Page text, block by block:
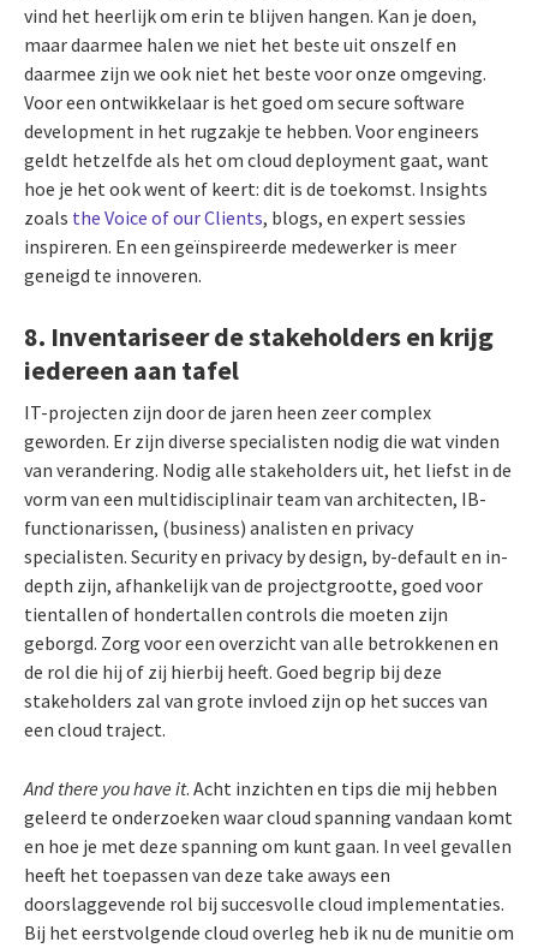
vind het heerlijk om erin te blijven hangen. Kan je doen,
maar daarmee halen we niet het beste uit onszelf en
daarmee zijn we ook niet het beste voor onze omgeving.
Voor een ontwikkelaar is het goed om secure software
development in het rugzakje te hebben. Voor engineers
geldt hetzelfde als het om cloud deployment gaat, want
hoe je het ook went of keert: dit is de toekomst. Insights
zoals the Voice of our Clients, blogs, en expert sessies
inspireren. En een geïnspireerde medewerker is meer
geneigd te innoveren.
8. Inventariseer de stakeholders en krijg
iedereen aan tafel
IT-projecten zijn door de jaren heen zeer complex
geworden. Er zijn diverse specialisten nodig die wat vinden
van verandering. Nodig alle stakeholders uit, het liefst in de
vorm van een multidisciplinair team van architecten, IB-
functionarissen, (business) analisten en privacy
specialisten. Security en privacy by design, by-default en in-
depth zijn, afhankelijk van de projectgrootte, goed voor
tientallen of hondertallen controls die moeten zijn
geborgd. Zorg voor een overzicht van alle betrokkenen en
de rol die hij of zij hierbij heeft. Goed begrip bij deze
stakeholders zal van grote invloed zijn op het succes van
een cloud traject.
And there you have it. Acht inzichten en tips die mij hebben
geleerd te onderzoeken waar cloud spanning vandaan komt
en hoe je met deze spanning om kunt gaan. In veel gevallen
heeft het toepassen van deze take aways een
doorslaggevende rol bij succesvolle cloud implementaties.
Bij het eerstvolgende cloud overleg heb ik nu de munitie om